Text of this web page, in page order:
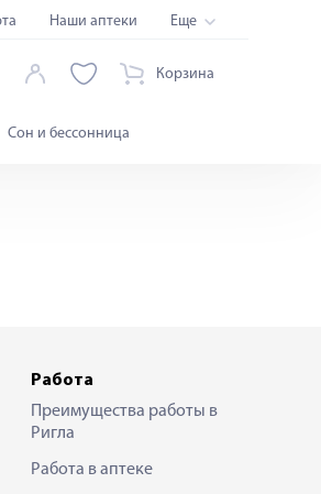
Наши аптеки Еще
Корзина
Сон и бессонница
Работа
Преимущества работы в
Ригла
Работа в аптеке